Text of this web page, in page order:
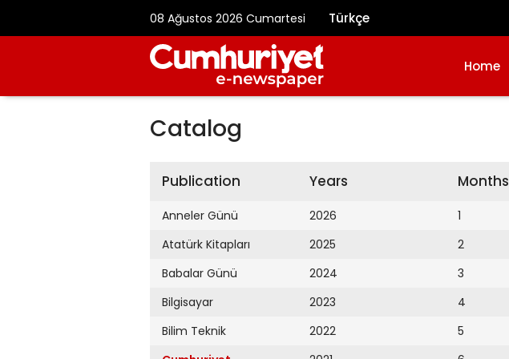
08 Ağustos 2026 Cumartesi Türkçe
Home
Catalog
Publication
Anneler Günü
Atatürk Kitapları
Babalar Günü
Bilgisayar
Bilim Teknik
Years
2026
2025
2024
2023
2022
Months
1
2
3
4
5